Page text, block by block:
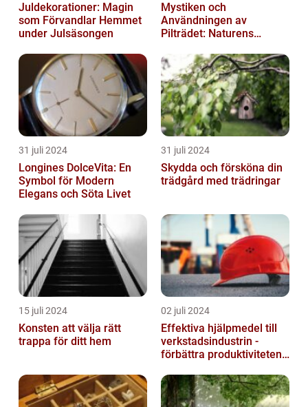
Juldekorationer: Magin
som Förvandlar Hemmet
under Julsäsongen
Mystiken och
Användningen av
Pilträdet: Naturens
31 juli 2024
Longines DolceVita: En
Symbol för Modern
Elegans och Söta Livet
31 juli 2024
Skydda och försköna din
trädgård med trädringar
15 juli 2024
Konsten att välja rätt
trappa för ditt hem
02 juli 2024
Effektiva hjälpmedel till
verkstadsindustrin -
förbättra produktiviteten